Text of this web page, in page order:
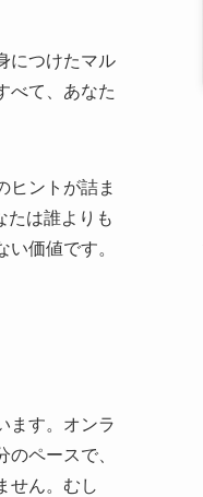
につけたマル
べて、あなた
ヒントが詰ま
たは誰よりも
価値です。
ます。オンラ
ペースで、
せん。むし